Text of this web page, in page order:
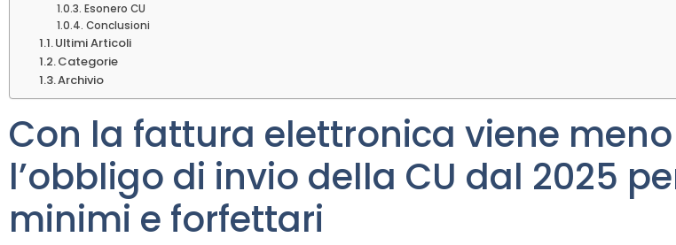
Esonero CU
Conclusioni
Ultimi Articoli
Categorie
Archivio
Con la fattura elettronica viene meno
l’obbligo di invio della CU dal 2025
minimi e forfettari